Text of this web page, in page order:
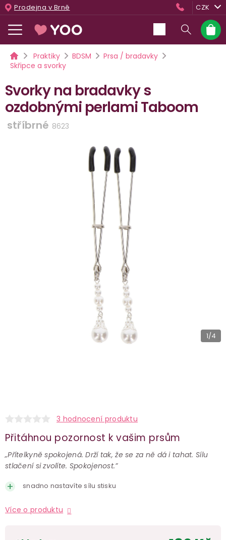
Přejít
na
obsah
Prodejna v Brně CZK
košík
DomůPraktiky BDSM
Prsa / bradavky
Skřipce a svorky
Svorky na bradavky s
ozdobnými perlami Taboom
stříbrné 8623
1/4
3 hodnocení produktu
Přitáhnou pozornost k vašim prsům
„Přítelkyně spokojená. Drží tak, že se za ně dá i tahat. Sílu
stlačení si zvolíte. Spokojenost.”
snadno nastavíte sílu stisku
Více o produktu